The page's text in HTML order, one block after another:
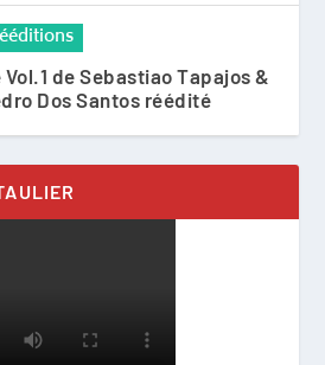
Vol.1 de Sebastiao Tapajos &
Dos Santos réédité